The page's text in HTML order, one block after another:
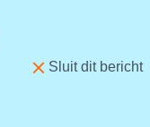
Sluit dit bericht